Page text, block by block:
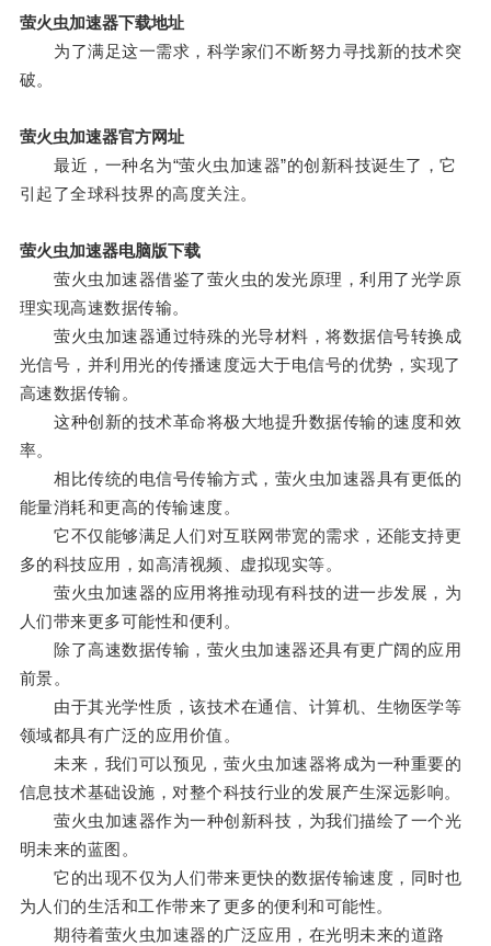
萤火虫加速器下载地址
为了满足这一需求，科学家们不断努力寻找新的技术突
破。
萤火虫加速器官方网址
最近，一种名为“萤火虫加速器”的创新科技诞生了，它
引起了全球科技界的高度关注。
萤火虫加速器电脑版下载
萤火虫加速器借鉴了萤火虫的发光原理，利用了光学原
理实现高速数据传输。
萤火虫加速器通过特殊的光导材料，将数据信号转换成
光信号，并利用光的传播速度远大于电信号的优势，实现了
高速数据传输。
这种创新的技术革命将极大地提升数据传输的速度和效
率。
相比传统的电信号传输方式，萤火虫加速器具有更低的
能量消耗和更高的传输速度。
它不仅能够满足人们对互联网带宽的需求，还能支持更
多的科技应用，如高清视频、虚拟现实等。
萤火虫加速器的应用将推动现有科技的进一步发展，为
人们带来更多可能性和便利。
除了高速数据传输，萤火虫加速器还具有更广阔的应用
前景。
由于其光学性质，该技术在通信、计算机、生物医学等
领域都具有广泛的应用价值。
未来，我们可以预见，萤火虫加速器将成为一种重要的
信息技术基础设施，对整个科技行业的发展产生深远影响。
萤火虫加速器作为一种创新科技，为我们描绘了一个光
明未来的蓝图。
它的出现不仅为人们带来更快的数据传输速度，同时也
为人们的生活和工作带来了更多的便利和可能性。
期待着萤火虫加速器的广泛应用，在光明未来的道路